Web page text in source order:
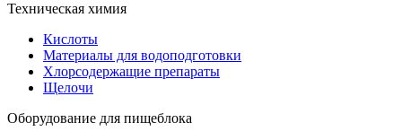
Техническая химия
Кислоты
Материалы для водоподготовки
Хлорсодержащие препараты
Щелочи
Оборудование для пищеблока